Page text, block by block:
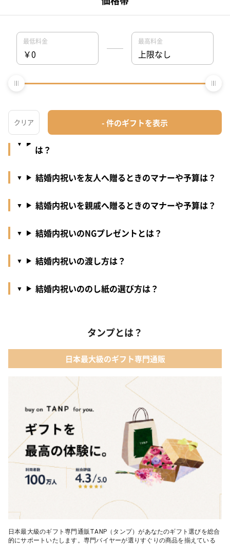
結婚内祝いのお礼状の例文は？
結婚内祝いを贈るタイミングは？
結婚内祝いを家族へ贈るときのマナーや予算は？
結婚内祝いを職場の人へ贈るときのマナーや予算
は？
結婚内祝いを友人へ贈るときのマナーや予算は？
結婚内祝いを親戚へ贈るときのマナーや予算は？
結婚内祝いのNGプレゼントとは？
結婚内祝いの渡し方は？
結婚内祝いののし紙の選び方は？
タンプとは？
日本最大級のギフト専門通販
日本最大級のギフト専門通販TANP（タンプ）があなたのギフト選びを総合
的にサポートいたします。専門バイヤーが選りすぐりの商品を揃えている